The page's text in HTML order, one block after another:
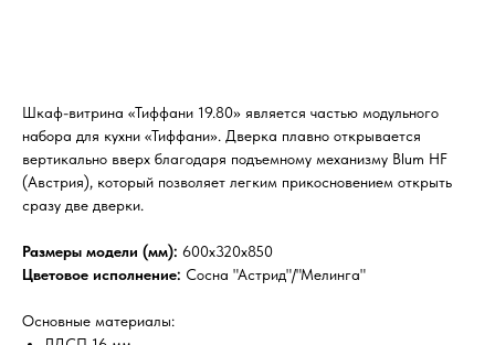
Шкаф-витрина «Тиффани 19.80» является частью модульного
набора для кухни «Тиффани». Дверка плавно открывается
вертикально вверх благодаря подъемному механизму Blum HF
(Австрия), который позволяет легким прикосновением открыть
сразу две дверки.
Размеры модели (мм): 600x320x850
Цветовое исполнение: Сосна "Астрид"/"Мелинга"
Основные материалы: